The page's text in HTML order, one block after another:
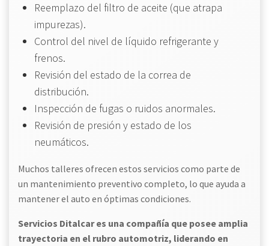
Reemplazo del filtro de aceite (que atrapa
impurezas).
Control del nivel de líquido refrigerante y
frenos.
Revisión del estado de la correa de
distribución.
Inspección de fugas o ruidos anormales.
Revisión de presión y estado de los
neumáticos.
Muchos talleres ofrecen estos servicios como parte de
un mantenimiento preventivo completo, lo que ayuda a
mantener el auto en óptimas condiciones.
Servicios Ditalcar es una compañía que posee amplia
trayectoria en el rubro automotriz, liderando en